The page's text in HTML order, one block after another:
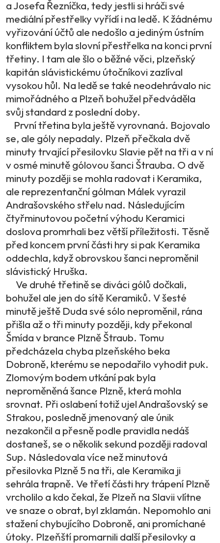
a Josefa Řezníčka, tedy jestli si hráči své
mediální přestřelky vyřídí i na ledě. K žádnému
vyřizování účtů ale nedošlo a jediným ústním
konfliktem byla slovní přestřelka na konci první
třetiny. I tam ale šlo o běžné věci, plzeňský
kapitán slávistickému útočníkovi zazlíval
vysokou hůl. Na ledě se také neodehrávalo nic
mimořádného a Plzeň bohužel předváděla
svůj standard z poslední doby.
První třetina byla ještě vyrovnaná. Bojovalo
se, ale góly nepadaly. Plzeň přečkala dvě
minuty trvající přesilovku Slavie pět na tři a v ní
v osmé minutě gólovou šanci Štrauba. O dvě
minuty později se mohla radovat i Keramika,
ale reprezentanční gólman Málek vyrazil
Andrašovského střelu nad. Následujícím
čtyřminutovou početní výhodu Keramici
doslova promrhali bez větší příležitosti. Těsně
před koncem první části hry si pak Keramika
oddechla, když obrovskou šanci neproměnil
slávistický Hruška.
Ve druhé třetině se diváci gólů dočkali,
bohužel ale jen do sítě Keramiků. V šesté
minutě ještě Duda své sólo neproměnil, rána
přišla až o tři minuty později, kdy překonal
Šmída v brance Plzně Štraub. Tomu
předcházela chyba plzeňského beka
Dobroně, kterému se nepodařilo vyhodit puk.
Zlomovým bodem utkání pak byla
neproměněná šance Plzně, která mohla
srovnat. Při oslabení totiž ujel Andrašovský se
Strakou, posledně jmenovaný ale únik
nezakončil a přesně podle pravidla nedáš
dostaneš, se o několik sekund později radoval
Sup. Následovala více než minutová
přesilovka Plzně 5 na tři, ale Keramika ji
sehrála trapně. Ve třetí části hry trápení Plzně
vrcholilo a kdo čekal, že Plzeň na Slavii vlítne
ve snaze o obrat, byl zklamán. Nepomohlo ani
stažení chybujícího Dobroně, ani promíchané
útoky. Plzeňští promarnili další přesilovky a